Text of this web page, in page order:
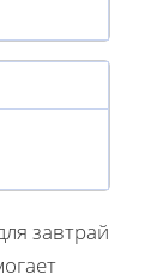
завтрай